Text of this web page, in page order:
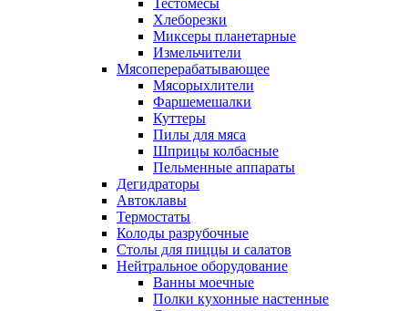
Тестомесы
Хлеборезки
Миксеры планетарные
Измельчители
Мясоперерабатывающее
Мясорыхлители
Фаршемешалки
Куттеры
Пилы для мяса
Шприцы колбасные
Пельменные аппараты
Дегидраторы
Автоклавы
Термостаты
Колоды разрубочные
Столы для пиццы и салатов
Нейтральное оборудование
Ванны моечные
Полки кухонные настенные